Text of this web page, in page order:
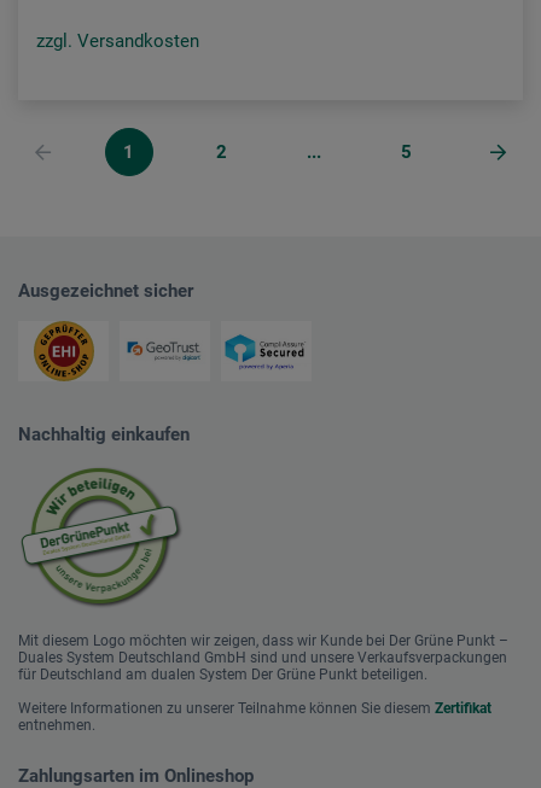
zzgl. Versandkosten
1 2 ... 5
Ausgezeichnet sicher
Nachhaltig einkaufen
Mit diesem Logo möchten wir zeigen, dass wir Kunde bei Der Grüne Punkt –
Duales System Deutschland GmbH sind und unsere Verkaufsverpackungen
für Deutschland am dualen System Der Grüne Punkt beteiligen.
Weitere Informationen zu unserer Teilnahme können Sie diesem Zertifikat
entnehmen.
Zahlungsarten im Onlineshop